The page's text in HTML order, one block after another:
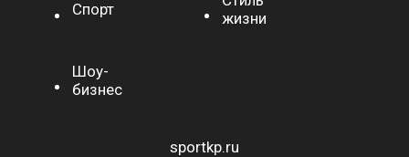
Спорт
жизни
Шоу-
бизнес
sportkp.ru